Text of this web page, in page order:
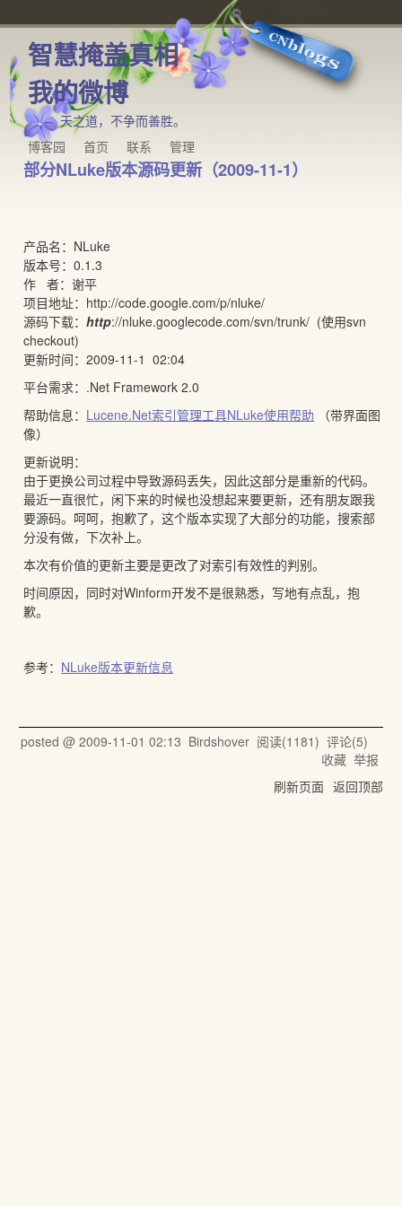
智慧掩盖真相
我的微博
天之道，不争而善胜。
博客园
首页 联系 管理
部分NLuke版本源码更新（2009-11-1）
产品名：NLuke
版本号：0.1.3
作 者：谢平
项目地址：http://code.google.com/p/nluke/
源码下载：http://nluke.googlecode.com/svn/trunk/ (使用svn
checkout)
更新时间：2009-11-1 02:04
平台需求：.Net Framework 2.0
帮助信息： Lucene.Net索引管理工具NLuke使用帮助 （带界面图
像）
更新说明：
由于更换公司过程中导致源码丢失，因此这部分是重新的代码。
最近一直很忙，闲下来的时候也没想起来要更新，还有朋友跟我
要源码。呵呵，抱歉了，这个版本实现了大部分的功能，搜索部
分没有做，下次补上。
本次有价值的更新主要是更改了对索引有效性的判别。
时间原因，同时对Winform开发不是很熟悉，写地有点乱，抱
歉。
参考： NLuke版本更新信息
posted @ 2009-11-01 02:13 Birdshover阅读(1181) 评论(5)
收藏 举报
刷新页面 返回顶部